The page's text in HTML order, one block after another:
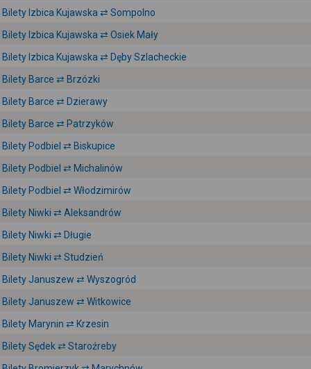
Bilety Izbica Kujawska ⇄ Sompolno
Bilety Izbica Kujawska ⇄ Osiek Mały
Bilety Izbica Kujawska ⇄ Dęby Szlacheckie
Bilety Barce ⇄ Brzózki
Bilety Barce ⇄ Dzierawy
Bilety Barce ⇄ Patrzyków
Bilety Podbiel ⇄ Biskupice
Bilety Podbiel ⇄ Michalinów
Bilety Podbiel ⇄ Włodzimirów
Bilety Niwki ⇄ Aleksandrów
Bilety Niwki ⇄ Długie
Bilety Niwki ⇄ Studzień
Bilety Januszew ⇄ Wyszogród
Bilety Januszew ⇄ Witkowice
Bilety Marynin ⇄ Krzesin
Bilety Sędek ⇄ Staroźreby